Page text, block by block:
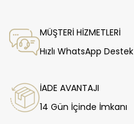
MÜŞTERİ HİZMETLERİ
Hızlı WhatsApp Destek
İADE AVANTAJI
14 Gün İçinde İmkanı